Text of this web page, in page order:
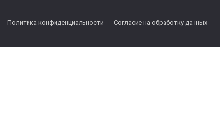
Политика конфиденциальности Согласие на обработку данных